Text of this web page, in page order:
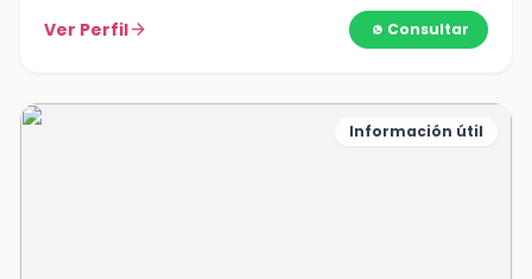
Ver Perfilarrow_forward Consultar
Información útil